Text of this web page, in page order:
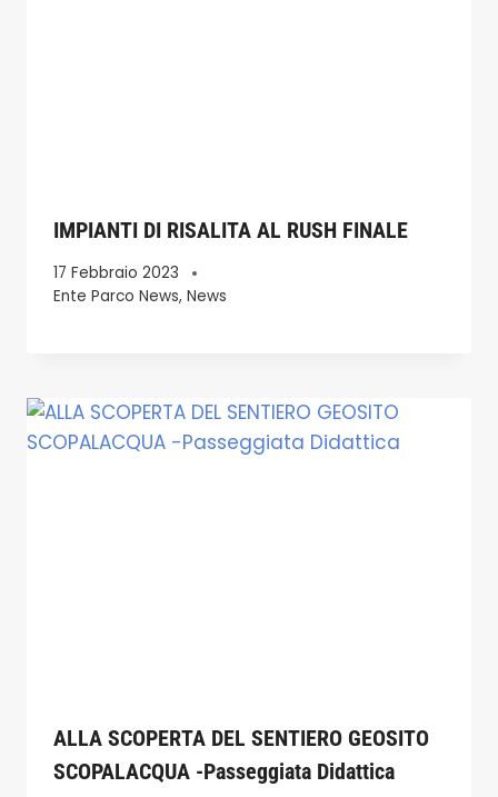
IMPIANTI DI RISALITA AL RUSH FINALE
17 Febbraio 2023
Ente Parco News, News
ALLA SCOPERTA DEL SENTIERO GEOSITO
SCOPALACQUA -Passeggiata Didattica